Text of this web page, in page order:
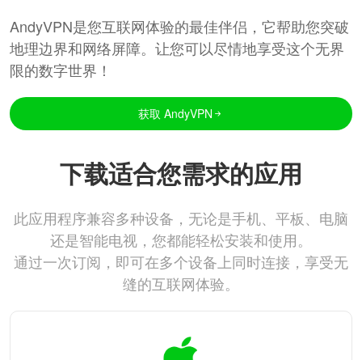
AndyVPN是您互联网体验的最佳伴侣，它帮助您突破
地理边界和网络屏障。让您可以尽情地享受这个无界
限的数字世界！
获取 AndyVPN
下载适合您需求的应用
此应用程序兼容多种设备，无论是手机、平板、电脑
还是智能电视，您都能轻松安装和使用。
通过一次订阅，即可在多个设备上同时连接，享受无
缝的互联网体验。